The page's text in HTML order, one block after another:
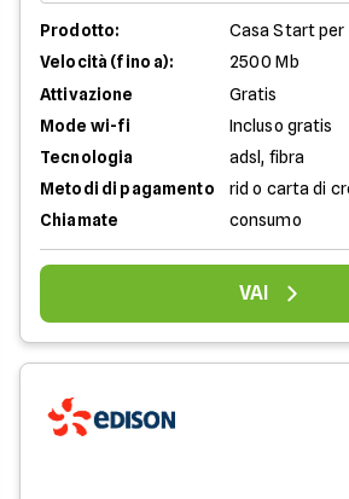
Prodotto:
Casa Start
Velocità (fino a):
2500 Mb
Attivazione
Gratis
Mode wi-fi
Incluso gratis
Tecnologia
adsl, fibra
Metodi di pagamento
rid o carta di
Chiamate
consumo
VAI